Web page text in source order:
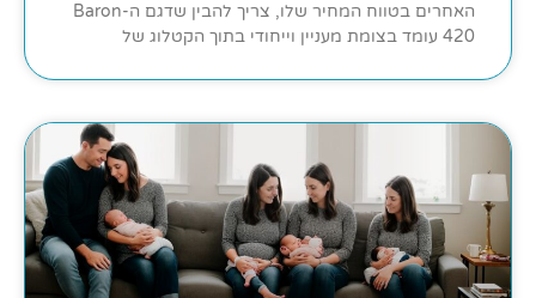
האחרים בטווח המחיר שלו, צריך להבין שדגם ה-Baron
420 עומד בצומת מעניין וייחודי בתוך הקטלוג של